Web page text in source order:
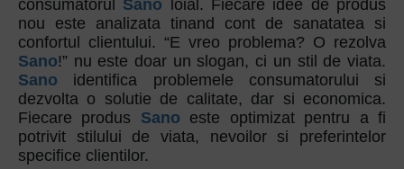
consumatorul Sano loial. Fiecare idee de produs
nou este analizata tinand cont de sanatatea si
confortul clientului. “E vreo problema? O rezolva
Sano!” nu este doar un slogan, ci un stil de viata.
Sano identifica problemele consumatorului si
dezvolta o solutie de calitate, dar si economica.
Fiecare produs Sano este optimizat pentru a fi
potrivit stilului de viata, nevoilor si preferintelor
specifice clientilor.